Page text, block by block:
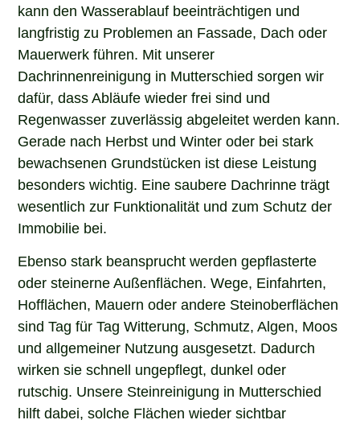
kann den Wasserablauf beeinträchtigen und
langfristig zu Problemen an Fassade, Dach oder
Mauerwerk führen. Mit unserer
Dachrinnenreinigung in Mutterschied sorgen wir
dafür, dass Abläufe wieder frei sind und
Regenwasser zuverlässig abgeleitet werden kann.
Gerade nach Herbst und Winter oder bei stark
bewachsenen Grundstücken ist diese Leistung
besonders wichtig. Eine saubere Dachrinne trägt
wesentlich zur Funktionalität und zum Schutz der
Immobilie bei.
Ebenso stark beansprucht werden gepflasterte
oder steinerne Außenflächen. Wege, Einfahrten,
Hofflächen, Mauern oder andere Steinoberflächen
sind Tag für Tag Witterung, Schmutz, Algen, Moos
und allgemeiner Nutzung ausgesetzt. Dadurch
wirken sie schnell ungepflegt, dunkel oder
rutschig. Unsere Steinreinigung in Mutterschied
hilft dabei, solche Flächen wieder sichtbar